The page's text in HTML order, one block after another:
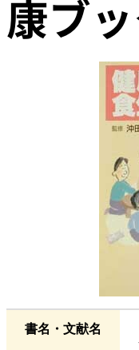
康ブ
書名・文献名